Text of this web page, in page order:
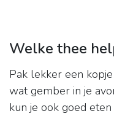
Welke thee
Pak lekker een kopje
wat gember in je
kun je ook goed